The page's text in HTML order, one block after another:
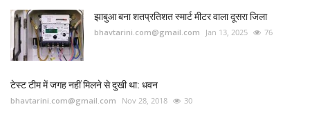
झाबुआ बना शतप्रतिशत स्मार्ट मीटर वाला दूसरा जिला
bhavtarini.com@gmail.com Jan 13, 2025 76
टेस्ट टीम में जगह नहीं मिलने से दुखी था: धवन
bhavtarini.com@gmail.com Nov 28, 2018 30